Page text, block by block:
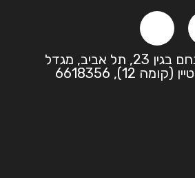
דרך מנחם בגין 23, תל אביב, מגדל
(קומה 12), 6618356